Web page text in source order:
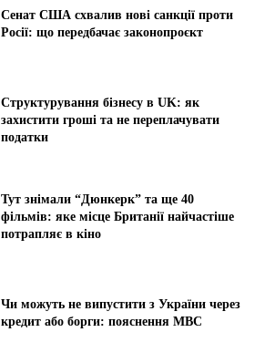
Сенат США схвалив нові санкції проти
Росії: що передбачає законопроєкт
Структурування бізнесу в UK: як
захистити гроші та не переплачувати
податки
Тут знімали “Дюнкерк” та ще 40
фільмів: яке місце Британії найчастіше
потрапляє в кіно
Чи можуть не випустити з України через
кредит або борги: пояснення МВС